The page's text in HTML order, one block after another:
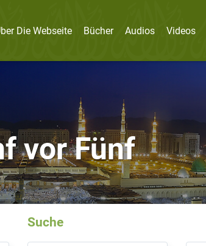
Die Webseite Bücher Audios Videos
vor Fünf
Suche